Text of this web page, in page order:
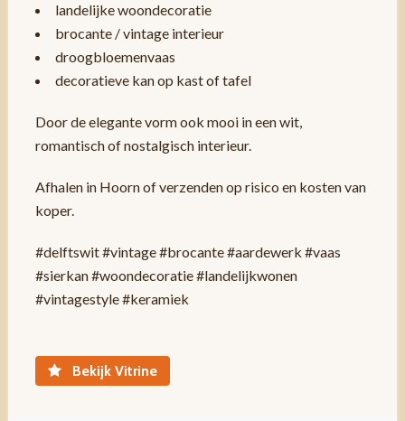
landelijke woondecoratie
brocante / vintage interieur
droogbloemenvaas
decoratieve kan op kast of tafel
Door de elegante vorm ook mooi in een wit,
romantisch of nostalgisch interieur.
Afhalen in Hoorn of verzenden op risico en kosten van
koper.
#delftswit #vintage #brocante #aardewerk #vaas
#sierkan #woondecoratie #landelijkwonen
#vintagestyle #keramiek
Bekijk Vitrine